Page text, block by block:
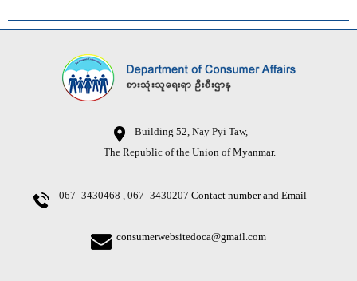
Building 52, Nay Pyi Taw,
The Republic of the Union of Myanmar.
067- 3430468 , 067- 3430207 Contact number and Email
consumerwebsitedoca@gmail.com